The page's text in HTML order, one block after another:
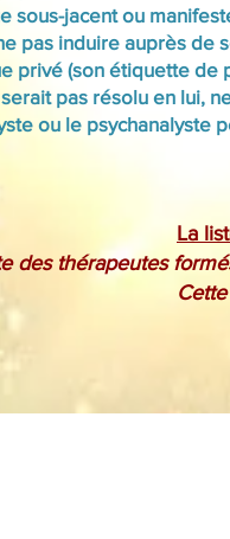
sous-jacent ou
pas induire auprès de
privé (son étiquette
pas résolu en lui,
ou le
La
des thérapeutes